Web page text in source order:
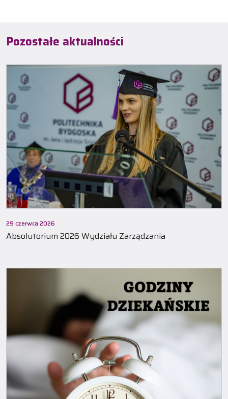
Pozostałe aktualności
29 czerwca 2026
Absolutorium 2026 Wydziału Zarządzania